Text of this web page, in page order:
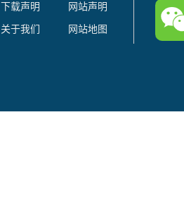
下载声明
网站声明
关于我们
网站地图